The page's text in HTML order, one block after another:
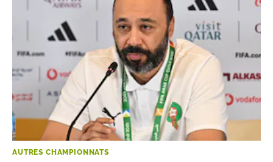
AUTRES CHAMPIONNATS